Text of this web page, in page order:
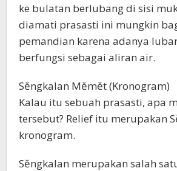
ke bulatan berlubang di sisi
diamati prasasti ini mungkin
pemandian karena adanya
berfungsi sebagai aliran air.
Sĕngkalan Mĕmĕt (Kronogram)
Kalau itu sebuah prasasti, apa
tersebut? Relief itu merupakan
kronogram.
Sĕngkalan merupakan salah